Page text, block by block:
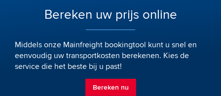
Bereken uw prijs online
Middels onze Mainfreight bookingtool kunt u snel en
eenvoudig uw transportkosten berekenen. Kies de
service die het beste bij u past!
Bereken nu